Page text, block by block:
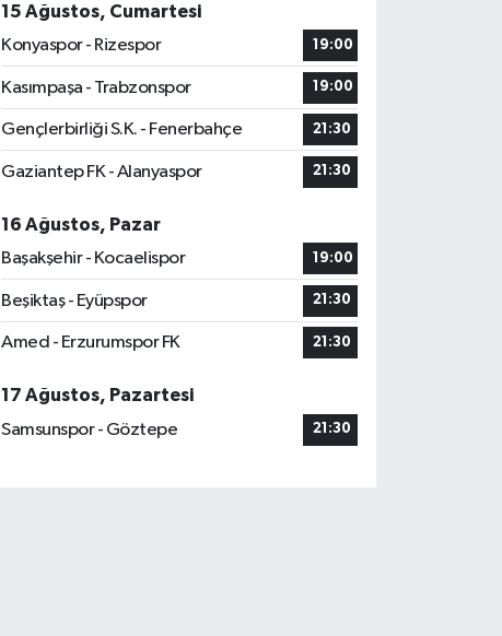
15 Ağustos, Cumartesi
Konyaspor - Rizespor
19:00
Kasımpaşa - Trabzonspor 19:00
Gençlerbirliği S.K. - Fenerbahçe 21:30
Gaziantep FK - Alanyaspor 21:30
16 Ağustos, Pazar
Başakşehir - Kocaelispor
19:00
Beşiktaş - Eyüpspor 21:30
Amed - Erzurumspor FK 21:30
17 Ağustos, Pazartesi
Samsunspor - Göztepe
21:30